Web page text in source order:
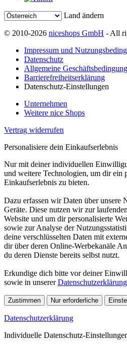
Land ändern
© 2010-2026 niceshops GmbH - All
Impressum und
Datenschutz
Allgemeine
Barrierefreiheitserklärung
Datenschutz-Einstellungen
Unternehmen
Weitere nice Shops
Vertrag widerrufen
Personalisiere dein Einkaufserlebnis
Nur mit deiner individuellen
und weitere Technologien, um dir ein
Einkaufserlebnis zu bieten.
Dazu erfassen wir Daten über unsere
Geräte. Diese nutzen wir zur
Website und um dir personalisierte
sowie zur Analyse der
deine verschlüsselten Daten mit
dir über deren Online-Werbekanäle
du deren Dienste bereits selbst nutzt.
Erkundige dich bitte vor deiner
sowie in unsererDatenschutzerklärung
Zustimmen Nur erforderliche
Datenschutzerklärung
Individuelle Datenschutz-